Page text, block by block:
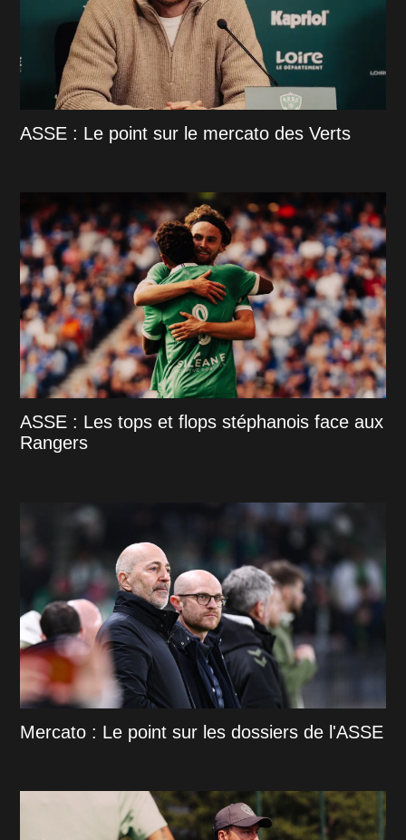
ASSE : Le point sur le mercato des Verts
ASSE : Les tops et flops stéphanois face aux
Rangers
Mercato : Le point sur les dossiers de l'ASSE